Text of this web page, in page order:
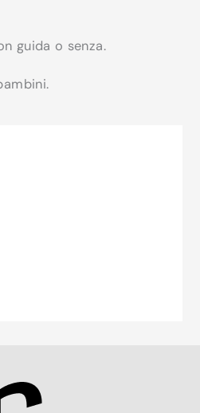
guida o senza.